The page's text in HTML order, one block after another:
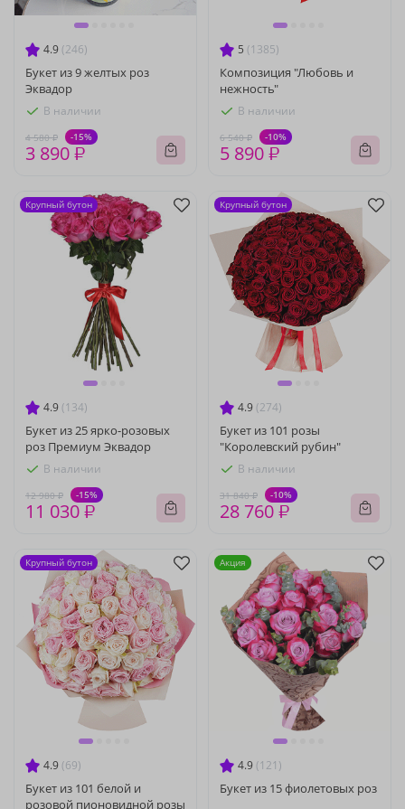
4.9 (246)
Букет из 9 желтых роз
Эквадор
В наличии
4 580 ₽ -15%
3 890 ₽
5 (1385)
Композиция "Любовь и
нежность"
В наличии
6 540 ₽ -10%
5 890 ₽
4.9 (134)
Букет из 25 ярко-розовых
роз Премиум Эквадор
В наличии
12 980 ₽ -15%
11 030 ₽
Крупный бутон
4.9 (274)
Букет из 101 розы
"Королевский рубин"
В наличии
31 840 ₽ -10%
28 760 ₽
Крупный бутон
4.9 (69)
Букет из 101 белой и
розовой пионовидной розы
Крупный бутон
4.9 (121)
Букет из 15 фиолетовых роз
Акция